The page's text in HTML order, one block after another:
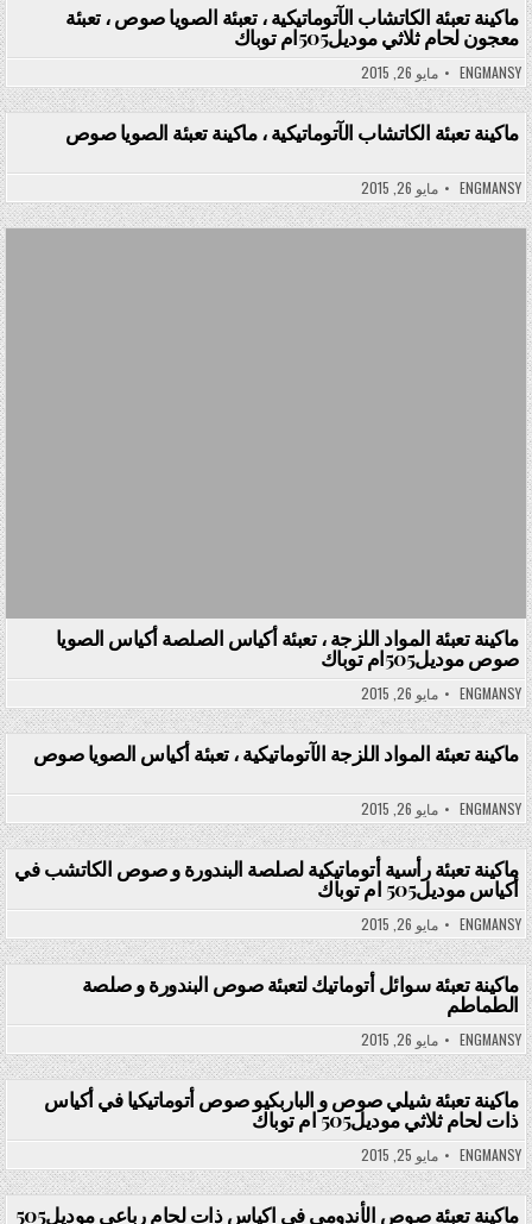
Posted in
ماكينة تعبئة الكاتشاب الآتوماتيكية ، تعبئة الصويا صوص ، تعبئة
معجون لحام ثلاثي موديل505ام توباك
ENGMANSY مايو 26, 2015
Posted in
ماكينة تعبئة الكاتشاب الآتوماتيكية ، ماكينة تعبئة الصويا صوص
ENGMANSY مايو 26, 2015
ماكينة تعبئة المواد اللزجة ، تعبئة أكياس الصلصة أكياس الصويا
صوص موديل505ام توباك
ENGMANSY مايو 26, 2015
Posted in
ماكينة تعبئة المواد اللزجة الآتوماتيكية ، تعبئة أكياس الصويا صوص
ENGMANSY مايو 26, 2015
Posted in
ماكينة تعبئة رأسية أتوماتيكية لصلصة البندورة و صوص الكاتشب في
أكياس موديل505 ام توباك
ENGMANSY مايو 26, 2015
Posted in
ماكينة تعبئة سوائل أتوماتيك لتعبئة صوص البندورة و صلصة
الطماطم
ENGMANSY مايو 26, 2015
Posted in
ماكينة تعبئة شيلي صوص و الباربكيو صوص أتوماتيكيا في أكياس
ذات لحام ثلاثي موديل505 ام توباك
ENGMANSY مايو 25, 2015
ماكينة تعبئة صوص الأندومي في اكياس ذات لحام رباعي موديل505